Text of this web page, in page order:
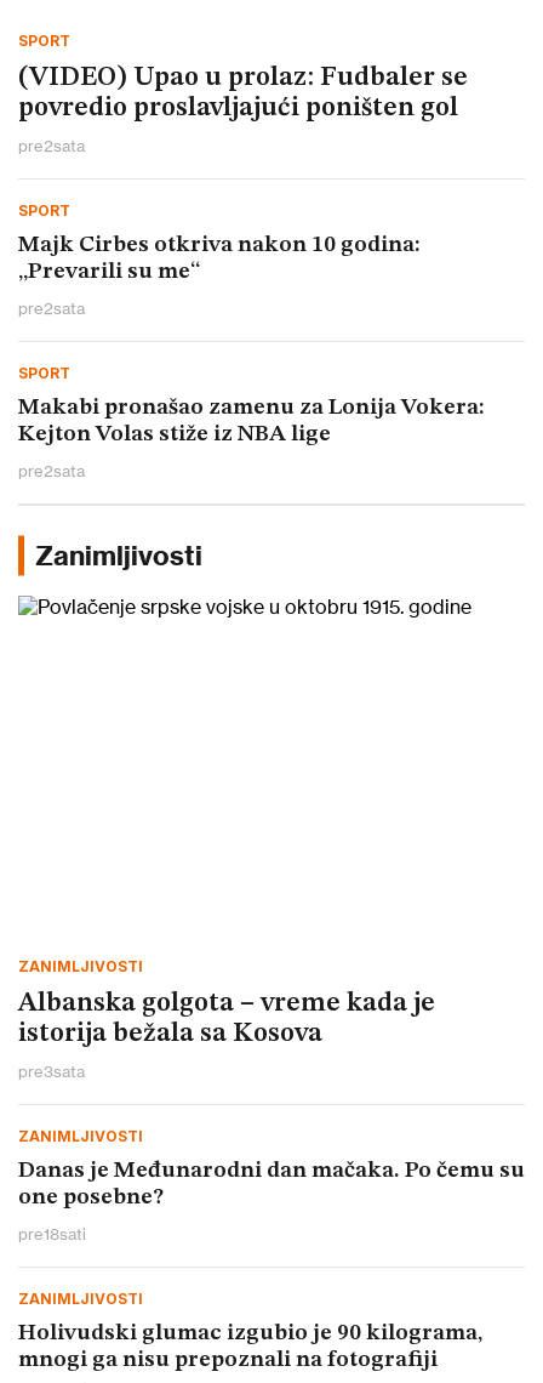
SPORT
(VIDEO) Upao u prolaz: Fudbaler se
povredio proslavljajući poništen gol
pre2sata
SPORT
Majk Cirbes otkriva nakon 10 godina:
„Prevarili su me“
pre2sata
SPORT
Makabi pronašao zamenu za Lonija Vokera:
Kejton Volas stiže iz NBA lige
pre2sata
Zanimljivosti
ZANIMLJIVOSTI
Albanska golgota – vreme kada je
istorija bežala sa Kosova
pre3sata
ZANIMLJIVOSTI
Danas je Međunarodni dan mačaka. Po čemu su
one posebne?
pre18sati
ZANIMLJIVOSTI
Holivudski glumac izgubio je 90 kilograma,
mnogi ga nisu prepoznali na fotografiji